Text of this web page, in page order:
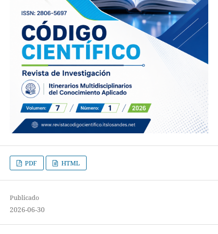
PDF HTML
Publicado
2026-06-30